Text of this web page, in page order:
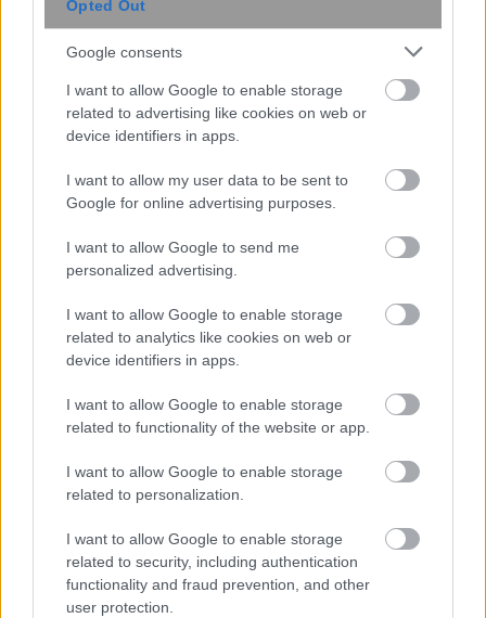
Opted Out
Google consents
I want to allow Google to enable storage
related to advertising like cookies on web or
device identifiers in apps.
I want to allow my user data to be sent to
Google for online advertising purposes.
I want to allow Google to send me
personalized advertising.
I want to allow Google to enable storage
related to analytics like cookies on web or
device identifiers in apps.
I want to allow Google to enable storage
related to functionality of the website or app.
I want to allow Google to enable storage
related to personalization.
I want to allow Google to enable storage
related to security, including authentication
functionality and fraud prevention, and other
user protection.
Σκανδιναβικό bob: Το καρέ που κάνει
πλούσια – Το προτιμούν celebrities
6 φράσεις που χρησιμοποιούν οι
ναρκισσιστές στους καβγάδες για να